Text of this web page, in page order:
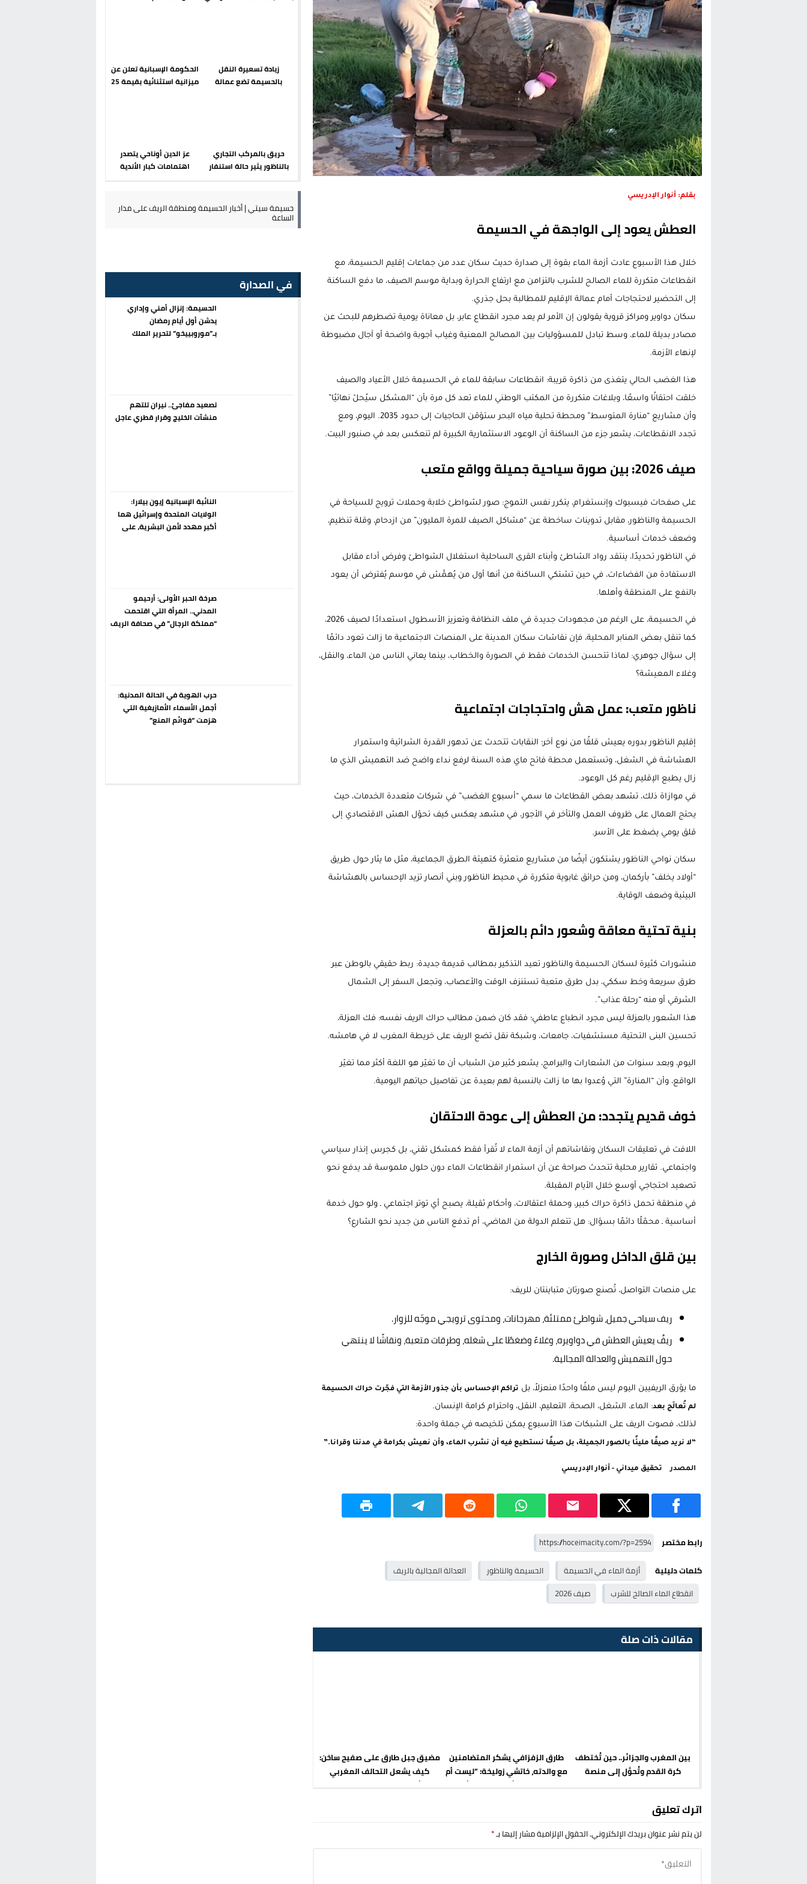
حريق بالمركب التجاري بالناظور يثير حالة استنفار أمني والوقاية المدنية تتدخل
زيادة تسعيرة النقل بالحسيمة تضع عمالة الإقليم تحت مجهر مطالب الشارع
بين أمواج سبتة وشواطئ مايوركا: حين يهرب المواطن ويصطاف المسؤول
رئيس الحكومة المغربية يقضي عطلته في مايوركا في خضم أزمة سبتة
بقلم: أنوار الإدريسي
العطش يعود إلى الواجهة في الحسيمة
خلال هذا الأسبوع عادت أزمة الماء بقوة إلى صدارة حديث سكان عدد من جماعات إقليم الحسيمة، مع
انقطاعات متكررة للماء الصالح للشرب بالتزامن مع ارتفاع الحرارة وبداية موسم الصيف، ما دفع الساكنة
إلى التحضير لاحتجاجات أمام عمالة الإقليم للمطالبة بحل جذري.
سكان دواوير ومراكز قروية يقولون إن الأمر لم يعد مجرد انقطاع عابر، بل معاناة يومية تضطرهم للبحث عن
مصادر بديلة للماء، وسط تبادل للمسؤوليات بين المصالح المعنية وغياب أجوبة واضحة أو آجال مضبوطة
لإنهاء الأزمة.
هذا الغضب الحالي يتغذى من ذاكرة قريبة: انقطاعات سابقة للماء في الحسيمة خلال الأعياد والصيف
خلقت احتقانًا واسعًا، وبلاغات متكررة من المكتب الوطني للماء تعد كل مرة بأن “المشكل سيُحلّ نهائيًا”
وأن مشاريع “منارة المتوسط” ومحطة تحلية مياه البحر ستؤمّن الحاجيات إلى حدود 2035. اليوم، ومع
تجدد الانقطاعات، يشعر جزء من الساكنة أن الوعود الاستثمارية الكبيرة لم تنعكس بعد في صنبور البيت.
صيف 2026: بين صورة سياحية جميلة وواقع متعب
على صفحات فيسبوك وإنستغرام، يتكرر نفس التموج: صور لشواطئ خلابة وحملات ترويج للسياحة في
الحسيمة والناظور، مقابل تدوينات ساخطة عن “مشاكل الصيف للمرة المليون” من ازدحام، وقلة تنظيم،
وضعف خدمات أساسية.
في الناظور تحديدًا، ينتقد رواد الشاطئ وأبناء القرى الساحلية استغلال الشواطئ وفرض أداء مقابل
الاستفادة من الفضاءات، في حين تشتكي الساكنة من أنها أول من يُهمَّش في موسم يُفترض أن يعود
بالنفع على المنطقة وأهلها.
في الحسيمة، على الرغم من مجهودات جديدة في ملف النظافة وتعزيز الأسطول استعدادًا لصيف 2026،
كما تنقل بعض المنابر المحلية، فإن نقاشات سكان المدينة على المنصات الاجتماعية ما زالت تعود دائمًا
إلى سؤال جوهري: لماذا تتحسن الخدمات فقط في الصورة والخطاب، بينما يعاني الناس من الماء، والنقل،
وغلاء المعيشة؟
ناظور متعب: عمل هش واحتجاجات اجتماعية
إقليم الناظور بدوره يعيش قلقًا من نوع آخر؛ النقابات تتحدث عن تدهور القدرة الشرائية واستمرار
الهشاشة في الشغل، وتستعمل محطة فاتح ماي هذه السنة لرفع نداء واضح ضد التهميش الذي ما
زال يطبع الإقليم رغم كل الوعود.
في موازاة ذلك، تشهد بعض القطاعات ما سمي “أسبوع الغضب” في شركات متعددة الخدمات، حيث
يحتج العمال على ظروف العمل والتأخر في الأجور، في مشهد يعكس كيف تحوّل الهش الاقتصادي إلى
قلق يومي يضغط على الأسر.
سكان نواحي الناظور يشتكون أيضًا من مشاريع متعثرة كتهيئة الطرق الجماعية، مثل ما يثار حول طريق
“أولاد يخلف” بأركمان، ومن حرائق غابوية متكررة في محيط الناظور وبني أنصار تزيد الإحساس بالهشاشة
البيئية وضعف الوقاية.
بنية تحتية معاقة وشعور دائم بالعزلة
منشورات كثيرة لسكان الحسيمة والناظور تعيد التذكير بمطالب قديمة جديدة: ربط حقيقي بالوطن عبر
طرق سريعة وخط سككي، بدل طرق متعبة تستنزف الوقت والأعصاب، وتجعل السفر إلى الشمال
الشرقي أو منه “رحلة عذاب”.
هذا الشعور بالعزلة ليس مجرد انطباع عاطفي؛ فقد كان ضمن مطالب حراك الريف نفسه: فك العزلة،
تحسين البنى التحتية، مستشفيات، جامعات، وشبكة نقل تضع الريف على خريطة المغرب لا في هامشه.
اليوم، وبعد سنوات من الشعارات والبرامج، يشعر كثير من الشباب أن ما تغيّر هو اللغة أكثر مما تغيّر
الواقع، وأن “المنارة” التي وُعدوا بها ما زالت بالنسبة لهم بعيدة عن تفاصيل حياتهم اليومية.
خوف قديم يتجدد: من العطش إلى عودة الاحتقان
اللافت في تعليقات السكان ونقاشاتهم أن أزمة الماء لا تُقرأ فقط كمشكل تقني، بل كجرس إنذار سياسي
واجتماعي. تقارير محلية تتحدث صراحة عن أن استمرار انقطاعات الماء دون حلول ملموسة قد يدفع نحو
تصعيد احتجاجي أوسع خلال الأيام المقبلة.
في منطقة تحمل ذاكرة حراك كبير، وحملة اعتقالات، وأحكام ثقيلة، يصبح أي توتر اجتماعي ـ ولو حول خدمة
أساسية ـ محمّلًا دائمًا بسؤال: هل تتعلم الدولة من الماضي، أم تدفع الناس من جديد نحو الشارع؟
بين قلق الداخل وصورة الخارج
على منصات التواصل، تُصنع صورتان متباينتان للريف:
ريف سياحي جميل، شواطئ ممتلئة، مهرجانات، ومحتوى ترويجي موجّه للزوار.
ريفٌ يعيش العطش في دواويره، وغلاءً وضغطًا على شغله، وطرقات متعبة، ونقاشًا لا ينتهي
حول التهميش والعدالة المجالية.
ما يؤرق الريفيين اليوم ليس ملفًا واحدًا منعزلاً، بل تراكم الإحساس بأن جذور الأزمة التي فجّرت حراك الحسيمة
لم تُعالَج بعد: الماء، الشغل، الصحة، التعليم، النقل، واحترام كرامة الإنسان.
لذلك، فصوت الريف على الشبكات هذا الأسبوع يمكن تلخيصه في جملة واحدة:
“لا نريد صيفًا مليئًا بالصور الجميلة، بل صيفًا نستطيع فيه أن نشرب الماء، وأن نعيش بكرامة في مدننا وقرانا.”
المصدر تحقيق ميداني - أنوار الإدريسي
رابط مختصر
كلمات دليلية
أزمة الماء في الحسيمة الحسيمة والناظور
العدالة المجالية بالريف
انقطاع الماء الصالح للشرب
صيف 2026
مقالات ذات صلة
بين المغرب والجزائر.. حين تُختطف
كرة القدم وتُحوَّل إلى منصة
طارق الزفزافي يشكر المتضامنين
مع والدته، خاتشي زوليخة: “ليست أم
ناصر فقط، بل أم الشرفاء والأحرار”
مضيق جبل طارق على صفيح ساخن:
كيف يشعل التحالف المغربي
الإسرائيلي سباق النفوذ ويثير غضبًا
اترك تعليق
لن يتم نشر عنوان بريدك الإلكتروني.الحقول الإلزامية مشار إليها بـ*
زيادة تسعيرة النقل
بالحسيمة تضع عمالة
الحكومة الإسبانية تعلن عن
ميزانية استثنائية بقيمة 25
حريق بالمركب التجاري
بالناظور يثير حالة استنفار
عز الدين أوناحي يتصدر
اهتمامات كبار الأندية
حسيمة سيتي | أخبار الحسيمة ومنطقة الريف على مدار
الساعة
في الصدارة
الحسيمة: إنزال أمني وإداري
يدشن أول أيام رمضان
بـ”موروبييخو” لتحرير الملك
تصعيد مفاجئ.. نيران تلتهم
منشآت الخليج وقرار قطري عاجل
النائبة الإسبانية إيون بيلارا:
الولايات المتحدة وإسرائيل هما
أكبر مهدد لأمن البشرية، على
صرخة الحبر الأولى: أرحيمو
المدني.. المرأة التي اقتحمت
“مملكة الرجال” في صحافة الريف
حرب الهوية في الحالة المدنية:
أجمل الأسماء الأمازيغية التي
هزمت “قوائم المنع”